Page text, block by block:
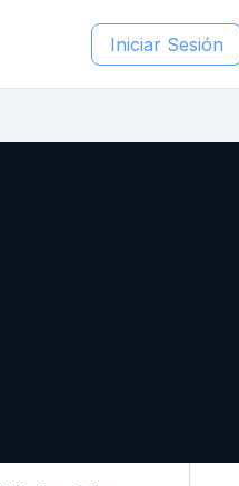
Iniciar Sesión